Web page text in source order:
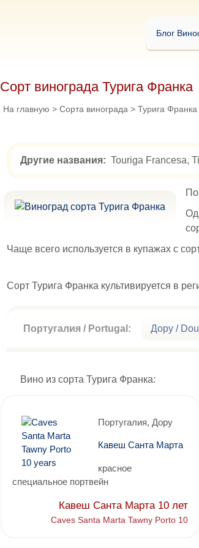
Блог
Сорт винограда Турига Франка
На главную > Сорта винограда >Турига Франка
Другие названия: Touriga Francesa,
Чаще всего используется в купажах с
Сорт Турига Франка культивируется в
Португалия / Portugal: Дору /
Вино из сорта Турига Франка:
Португалия, Дору
Кавеш Санта Марта
красное
специальное портвейн
Кавеш Санта Марта 10 лет
Caves Santa Marta Tawny Porto 10